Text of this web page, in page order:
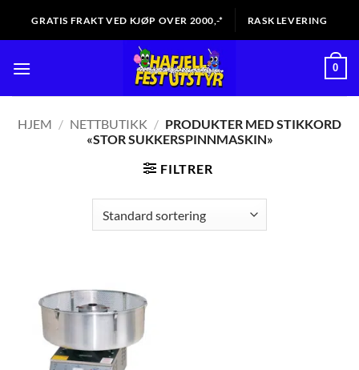
GRATIS FRAKT VED KJØP OVER 2000,-* RASK LEVERING
0
HJEM / NETTBUTIKK / PRODUKTER MED STIKKORD
«STOR SUKKERSPINNMASKIN»
FILTRER